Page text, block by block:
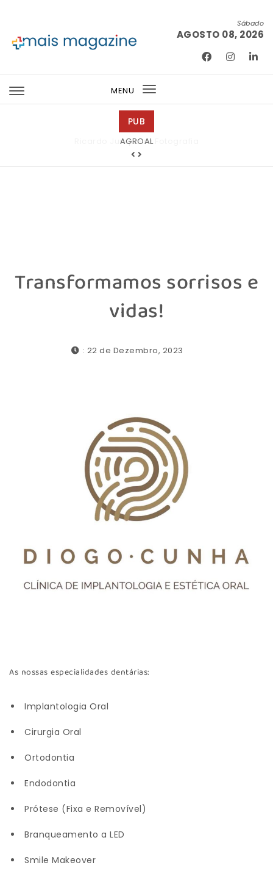
Sábado
AGOSTO 08, 2026
MENU
Toggle
PUB
Ricardo Junqueira Fotografia
Transformamos sorrisos e
vidas!
: 22 de Dezembro, 2023
As nossas especialidades dentárias:
Implantologia Oral
Cirurgia Oral
Ortodontia
Endodontia
Prótese (Fixa e Removível)
Branqueamento a LED
Smile Makeover